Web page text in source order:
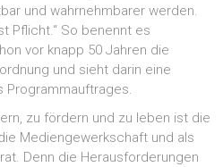
und wahrnehmbarer werden.
Pflicht.“ So benennt es
vor knapp 50 Jahren die
und sieht darin eine
Programmauftrages.
zu fördern und zu leben ist die
Mediengewerkschaft und als
Denn die Herausforderungen